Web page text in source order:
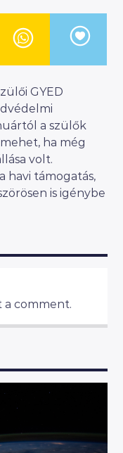
GYED
a szülők
ha még
volt.
havi támogatás,
is igénybe
a comment.